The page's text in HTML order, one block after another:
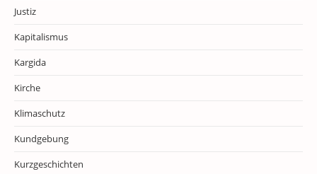
Justiz
Kapitalismus
Kargida
Kirche
Klimaschutz
Kundgebung
Kurzgeschichten